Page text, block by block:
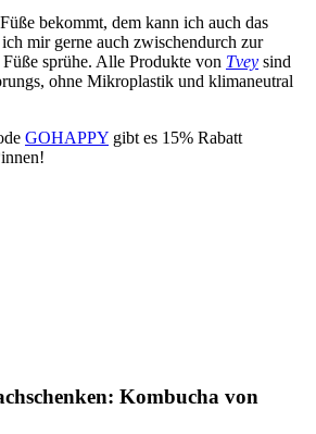
bekommt, dem kann ich auch das
mir gerne auch zwischendurch zur
sprühe. Alle Produkte von Tvey sind
ohne Mikroplastik und klimaneutral
GOHAPPY gibt es 15% Rabatt
Kombucha von